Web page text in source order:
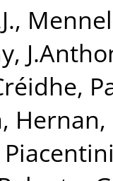
,
,
Hernan,